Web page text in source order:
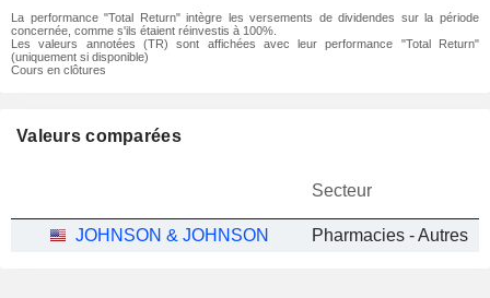
La performance "Total Return" intègre les versements de dividendes sur la période
concernée, comme s'ils étaient réinvestis à 100%.
Les valeurs annotées (TR) sont affichées avec leur performance "Total Return"
(uniquement si disponible)
Cours en clôtures
Valeurs comparées
Secteur
JOHNSON & JOHNSON Pharmacies - Autres